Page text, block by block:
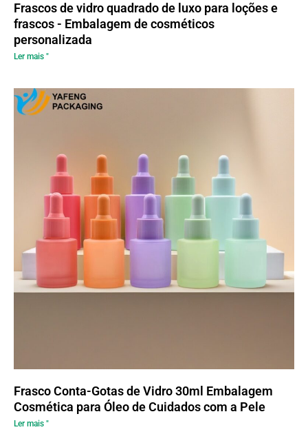
Frascos de vidro quadrado de luxo para loções e
frascos - Embalagem de cosméticos
personalizada
Ler mais "
Frasco Conta-Gotas de Vidro 30ml Embalagem
Cosmética para Óleo de Cuidados com a Pele
Ler mais "